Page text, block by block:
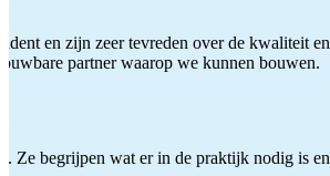
en zijn zeer tevreden over de kwaliteit
partner waarop we kunnen bouwen.
Ze begrijpen wat er in de praktijk nodig is